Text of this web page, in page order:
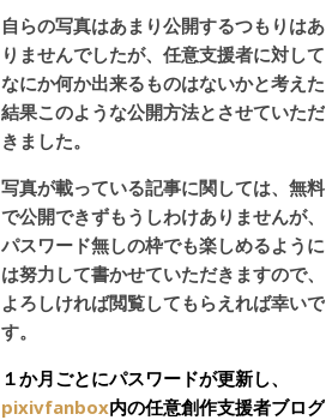
自らの写真はあまり公開するつもりはあ
りませんでしたが、任意支援者に対して
なにか何か出来るものはないかと考えた
結果このような公開方法とさせていただ
きました。
写真が載っている記事に関しては、無料
で公開できずもうしわけありませんが、
パスワード無しの枠でも楽しめるように
は努力して書かせていただきますので、
よろしければ閲覧してもらえれば幸いで
す。
１か月ごとにパスワードが更新し、
pixivfanbox内の任意創作支援者ブログ